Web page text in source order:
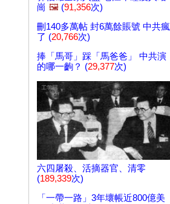
崗 🖼️ (91,356次)
刪140多萬帖 封6萬餘賬號 中共瘋
了 (20,766次)
捧「馬哥」踩「馬爸爸」 中共演
的哪一齣？ (29,377次)
六四屠殺、活摘器官、清零
(189,339次)
「一帶一路」3年壞帳近800億美